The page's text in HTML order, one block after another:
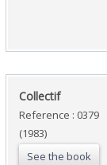
‎Collectif‎
Reference : 0379
(1983)
See the book